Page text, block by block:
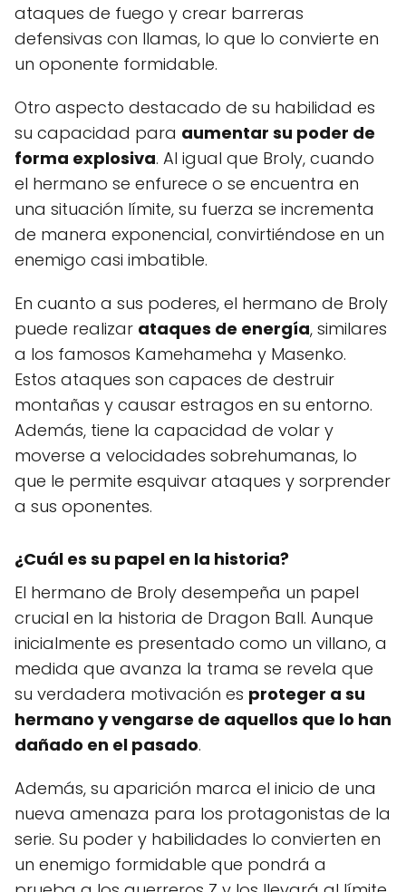
ataques de fuego y crear barreras
defensivas con llamas, lo que lo convierte en
un oponente formidable.
Otro aspecto destacado de su habilidad es
su capacidad para aumentar su poder de
forma explosiva. Al igual que Broly, cuando
el hermano se enfurece o se encuentra en
una situación límite, su fuerza se incrementa
de manera exponencial, convirtiéndose en un
enemigo casi imbatible.
En cuanto a sus poderes, el hermano de Broly
puede realizar ataques de energía, similares
a los famosos Kamehameha y Masenko.
Estos ataques son capaces de destruir
montañas y causar estragos en su entorno.
Además, tiene la capacidad de volar y
moverse a velocidades sobrehumanas, lo
que le permite esquivar ataques y sorprender
a sus oponentes.
¿Cuál es su papel en la historia?
El hermano de Broly desempeña un papel
crucial en la historia de Dragon Ball. Aunque
inicialmente es presentado como un villano, a
medida que avanza la trama se revela que
su verdadera motivación es proteger a su
hermano y vengarse de aquellos que lo han
dañado en el pasado.
Además, su aparición marca el inicio de una
nueva amenaza para los protagonistas de la
serie. Su poder y habilidades lo convierten en
un enemigo formidable que pondrá a